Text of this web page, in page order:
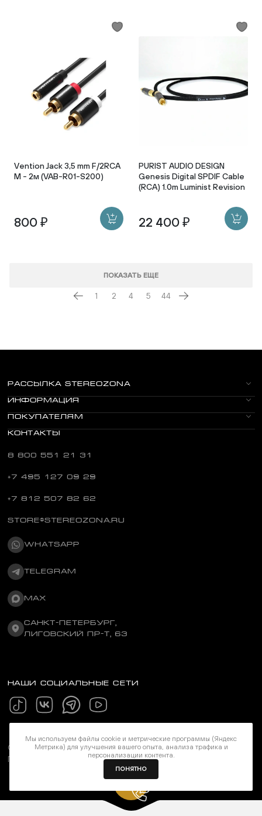
Vention Jack 3,5 mm F/2RCA
M - 2м (VAB-R01-S200)
800 ₽
PURIST AUDIO DESIGN
Genesis Digital SPDIF Cable
(RCA) 1.0m Luminist Revision
22 400 ₽
ПОКАЗАТЬ ЕЩЕ
1 2 4 5 44
РАССЫЛКА STEREOZONA
ИНФОРМАЦИЯ
ПОКУПАТЕЛЯМ
КОНТАКТЫ
8 800 551 21 31
+7 495 127 09 29
+7 812 507 82 62
STORE@STEREOZONA.RU
WHATSAPP
TELEGRAM
MAX
САНКТ-ПЕТЕРБУРГ,
ЛИГОВСКИЙ ПР-Т, 63
НАШИ СОЦИАЛЬНЫЕ СЕТИ
©Stereozona 2026. Все права защищены
Политика конфиденциальности
Мы используем файлы cookie и метрические программы (Яндекс
Метрика) для улучшения вашего опыта, анализа трафика и
персонализации контента.
ПОНЯТНО